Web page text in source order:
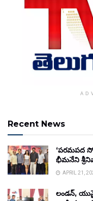
Recent News
‘పరమపద
భీమనేని
APRIL 21,
లండన్,